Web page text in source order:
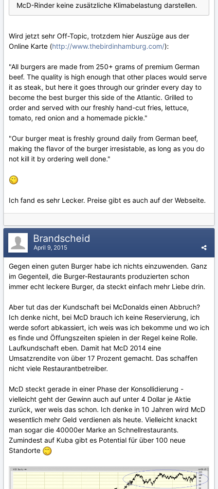
McD-Rinder keine zusätzliche Klimabelastung darstellen.
Wird jetzt sehr Off-Topic, trotzdem hier Auszüge aus der
Online Karte (http://www.thebirdinhamburg.com/):
"All burgers are made from 250+ grams of premium German
beef. The quality is high enough that other places would serve
it as steak, but here it goes through our grinder every day to
become the best burger this side of the Atlantic. Grilled to
order and served with our freshly hand-cut fries, lettuce,
tomato, red onion and a homemade pickle."
"Our burger meat is freshly ground daily from German beef,
making the flavor of the burger irresistable, as long as you do
not kill it by ordering well done."
Ich fand es sehr Lecker. Preise gibt es auch auf der Webseite.
Brandscheid
April 9, 2015
Gegen einen guten Burger habe ich nichts einzuwenden. Ganz
im Gegenteil, die Burger-Restaurants produzierten schon
immer echt leckere Burger, da steckt einfach mehr Liebe drin.
Aber tut das der Kundschaft bei McDonalds einen Abbruch?
Ich denke nicht, bei McD brauch ich keine Reservierung, ich
werde sofort abkassiert, ich weis was ich bekomme und wo ich
es finde und Öffungszeiten spielen in der Regel keine Rolle.
Laufkundschaft eben. Damit hat McD 2014 eine
Umsatzrendite von über 17 Prozent gemacht. Das schaffen
nicht viele Restaurantbetreiber.
McD steckt gerade in einer Phase der Konsollidierung -
vielleicht geht der Gewinn auch auf unter 4 Dollar je Aktie
zurück, wer weis das schon. Ich denke in 10 Jahren wird McD
wesentlich mehr Geld verdienen als heute. Vielleicht knackt
man sogar die 40000er Marke an Schnellrestaurants.
Zumindest auf Kuba gibt es Potential für über 100 neue
Standorte